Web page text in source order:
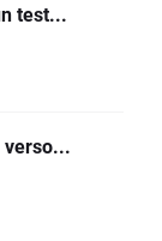
test...
verso...